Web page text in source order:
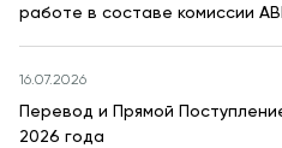
работе в составе комиссии
16.07.2026
Перевод и Прямой
2026 года